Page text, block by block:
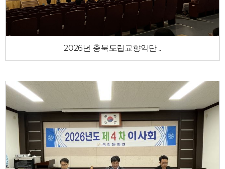
2026년 충북도립교향악단 ..